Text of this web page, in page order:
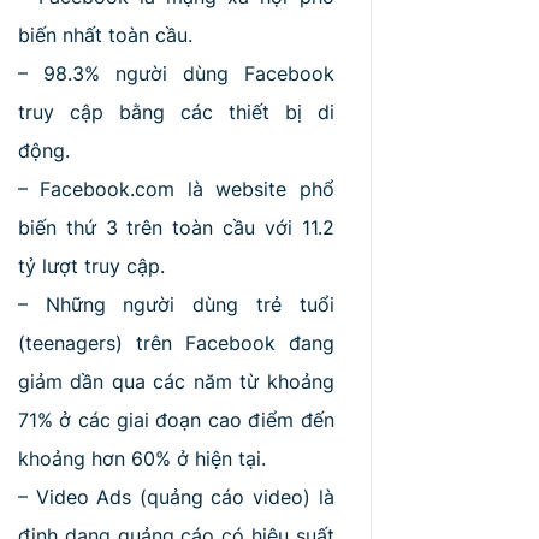
biến nhất toàn cầu.
– 98.3% người dùng Facebook
truy cập bằng các thiết bị di
động.
– Facebook.com là website phổ
biến thứ 3 trên toàn cầu với 11.2
tỷ lượt truy cập.
– Những người dùng trẻ tuổi
(teenagers) trên Facebook đang
giảm dần qua các năm từ khoảng
71% ở các giai đoạn cao điểm đến
khoảng hơn 60% ở hiện tại.
– Video Ads (quảng cáo video) là